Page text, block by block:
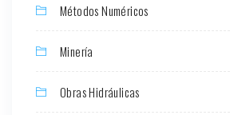
Métodos Numéricos
Minería
Obras Hidráulicas